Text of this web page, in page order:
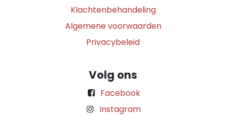
Klachtenbehandeling
Algemene voorwaarden
Privacybeleid
Volg ons
Facebook
Instagram